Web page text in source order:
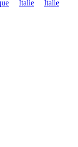
Italie
Italie